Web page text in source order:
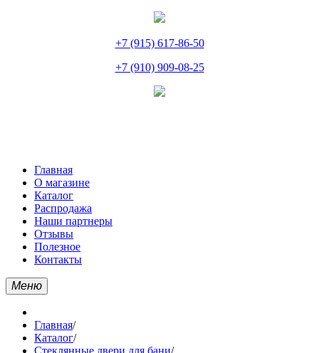
+7 (915) 617-86-50
+7 (910) 909-08-25
Главная
О магазине
Каталог
Распродажа
Наши партнеры
Отзывы
Полезное
Контакты
Меню
Главная/
Каталог/
Стеклянные двери для бани/